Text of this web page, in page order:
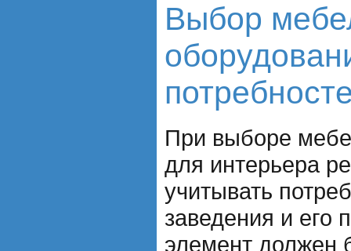
Выбор
При выборе
для интерьера
учитывать
заведения и его
элемент должен